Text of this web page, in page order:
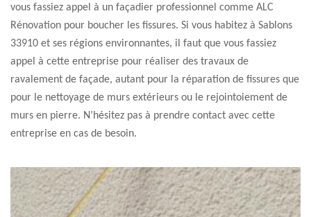
vous fassiez appel à un façadier professionnel comme ALC
Rénovation pour boucher les fissures. Si vous habitez à Sablons
33910 et ses régions environnantes, il faut que vous fassiez
appel à cette entreprise pour réaliser des travaux de
ravalement de façade, autant pour la réparation de fissures que
pour le nettoyage de murs extérieurs ou le rejointoiement de
murs en pierre. N’hésitez pas à prendre contact avec cette
entreprise en cas de besoin.